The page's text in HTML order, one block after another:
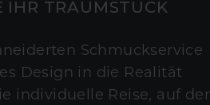
IHR TRAUMSTÜCK
Schmuckservice
Design in die Realität
individuelle Reise, auf der